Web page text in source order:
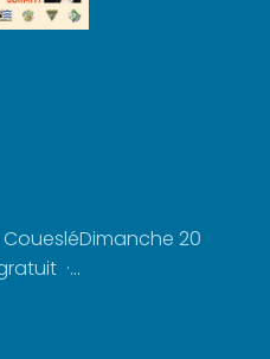
CouesléDimanche 20
·...